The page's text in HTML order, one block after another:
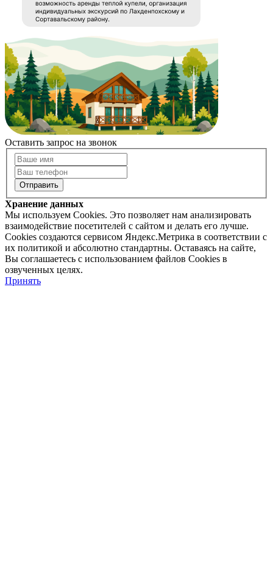
Оставить запрос на звонок
Хранение данных
Мы используем Cookies. Это позволяет нам анализировать
взаимодействие посетителей с сайтом и делать его лучше.
Cookies создаются сервисом Яндекс.Метрика в соответствии с
их политикой и абсолютно стандартны. Оставаясь на сайте,
Вы соглашаетесь с использованием файлов Cookies в
озвученных целях.
Принять